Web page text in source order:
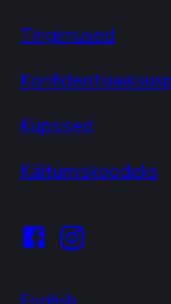
Tingimused
Küpsised
Käitumiskoodeks